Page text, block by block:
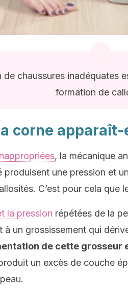
de chaussures inadéquates
formation de
corne apparaît-
, la mécanique
produisent une pression et
C’est pour cela que
la pression répétées de la
à un grossissement qui
de cette
un excès de couche